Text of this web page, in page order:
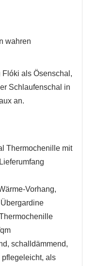
wahren
als Ösenschal,
Schlaufenschal in
an.
Thermochenille mit
Vorhang,
schalldämmend,
als